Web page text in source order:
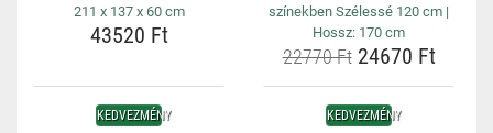
211 x 137 x 60 cm
43520 Ft
színekben Szélessé 120 cm |
Hossz: 170 cm
22770 Ft24670 Ft
KEDVEZMÉNY KEDVEZMÉNY